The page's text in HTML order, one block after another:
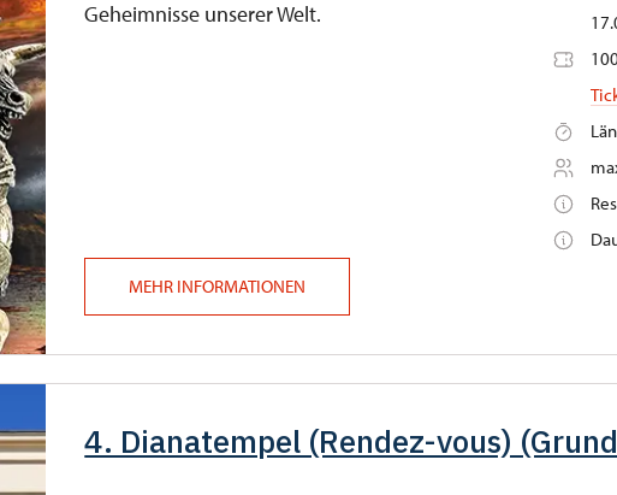
Geheimnisse unserer Welt.
MEHR INFORMATIONEN
4. Dianatempel (Rendez-vous)